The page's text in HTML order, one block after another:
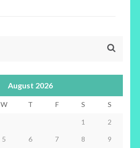
August 2026
W T F S S
1 2
5 6 7 8 9